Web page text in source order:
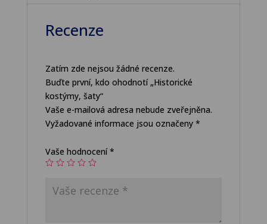
Recenze
Zatím zde nejsou žádné recenze.
Buďte první, kdo ohodnotí „Historické
kostýmy, šaty“
Vaše e-mailová adresa nebude zveřejněna.
Vyžadované informace jsou označeny *
Vaše hodnocení*